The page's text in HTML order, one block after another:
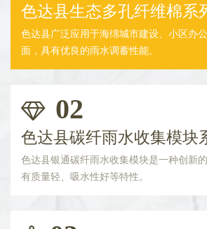
色达县生态多孔纤维棉系
色达县广泛应用于海绵城市建设、小区办
面，具有优良的雨水调蓄性能。
02
色达县碳纤雨水收集模块
色达县银通碳纤雨水收集模块是一种创新
有质量轻、吸水性好等特性。